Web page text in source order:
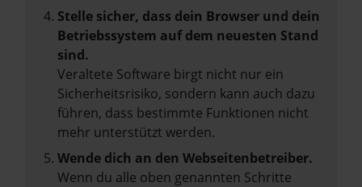
Stelle sicher, dass dein Browser und dein
Betriebssystem auf dem neuesten Stand
sind.
Veraltete Software birgt nicht nur ein
Sicherheitsrisiko, sondern kann auch dazu
führen, dass bestimmte Funktionen nicht
mehr unterstützt werden.
Wende dich an den Webseitenbetreiber.
Wenn du alle oben genannten Schritte